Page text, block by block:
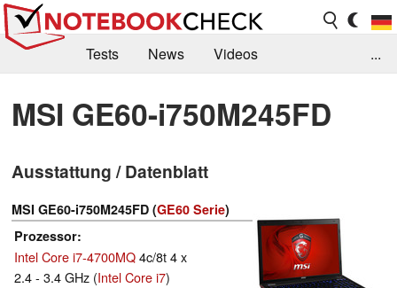
Tests News
Videos
Kaufberatung
Deals Suche
Jobs
Forum
...
MSI GE60-i750M245FD
Ausstattung / Datenblatt
MSI GE60-i750M245FD (GE60 Serie)
Prozessor
Intel Core i7-4700MQ4c/8t 4 x
2.4 - 3.4 GHz (Intel Core i7)